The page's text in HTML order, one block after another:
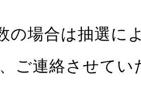
の場合は抽選に
ご連絡させて